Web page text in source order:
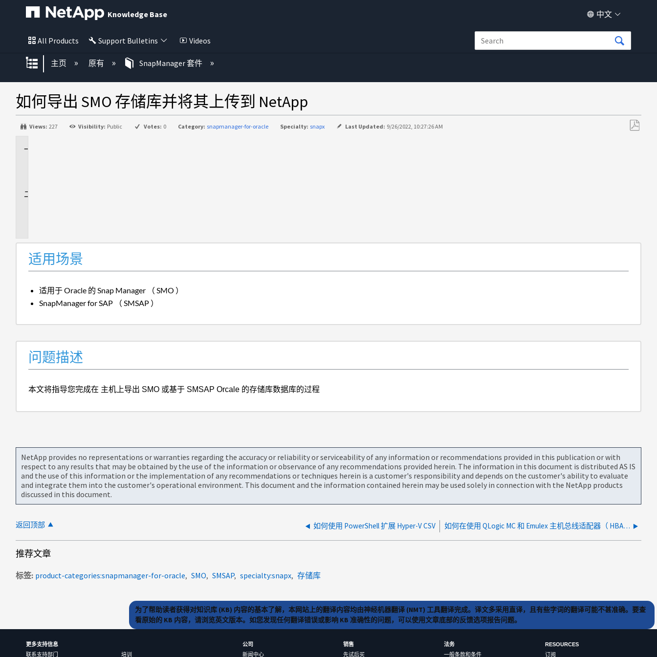
Knowledge Base 中文
All Products Support Bulletins Videos
扩展/隐缩全局层次
主页 原有 SnapManager 套件
如何导出 SMO 存储库并将其上传到 NetApp
Views: 227 Visibility: Public Votes: 0 Category: snapmanager-for-oracle Specialty: snapx Last Updated: 9/26/2022, 10:27:26 AM
适用场景
适用于 Oracle 的 Snap Manager （ SMO ）
SnapManager for SAP （ SMSAP ）
问题描述
本文将指导您完成在 主机上导出 SMO 或基于 SMSAP Orcale 的存储库数据库的过程
NetApp provides no representations or warranties regarding the accuracy or reliability or serviceability of any information or recommendations provided in this publication or with
respect to any results that may be obtained by the use of the information or observance of any recommendations provided herein. The information in this document is distributed AS IS
and the use of this information or the implementation of any recommendations or techniques herein is a customer's responsibility and depends on the customer's ability to evaluate
and integrate them into the customer's operational environment. This document and the information contained herein may be used solely in connection with the NetApp products
discussed in this document.
返回顶部 如何使用 PowerShell 扩展 Hyper-V CSV 如何在使用 QLogic MC 和 Emulex 主机总线适配器（ HBA ）的 Windows 中增加每个逻辑单元号码（ LUN ）的最大队列深度
推荐文章
标签 product-categories:snapmanager-for-oracle SMO SMSAP specialty:snapx 存储库
为了帮助读者获得对知识库 (KB) 内容的基本了解，本网站上的翻译内容均由神经机器翻译 (NMT) 工具翻译完成。译文多采用直译，且有些字词的翻译可能不甚准确。要查
看原始的 KB 内容，请浏览英文版本。如您发现任何翻译错误或影响 KB 准确性的问题，可以使用文章底部的反馈选项报告问题。
更多支持信息
联系支持部门
培训
公司
新闻中心
销售
先试后买
法务
一般条款和条件
RESOURCES
订阅